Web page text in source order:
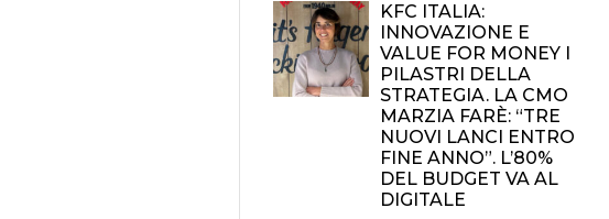
KFC ITALIA:
INNOVAZIONE E
VALUE FOR MONEY I
PILASTRI DELLA
STRATEGIA. LA CMO
MARZIA FARÈ: “TRE
NUOVI LANCI ENTRO
FINE ANNO”. L’80%
DEL BUDGET VA AL
DIGITALE